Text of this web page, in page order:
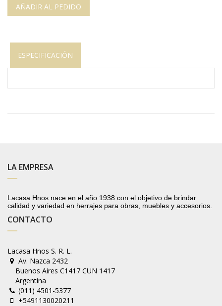
AÑADIR AL PEDIDO
ESPECIFICACIÓN
LA EMPRESA
Lacasa Hnos nace en el año 1938 con el objetivo de brindar
calidad y variedad en herrajes para obras, muebles y accesorios.
CONTACTO
Lacasa Hnos S. R. L.
Av. Nazca 2432
Buenos Aires C1417 CUN 1417
Argentina
(011) 4501-5377
+5491130020211